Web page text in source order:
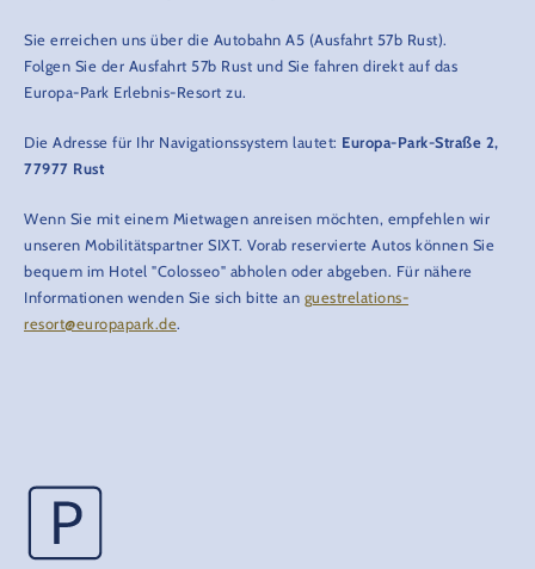
Sie erreichen uns über die Autobahn A5 (Ausfahrt 57b Rust).
Folgen Sie der Ausfahrt 57b Rust und Sie fahren direkt auf das
Europa-Park Erlebnis-Resort zu.
Die Adresse für Ihr Navigationssystem lautet: Europa-Park-Straße 2,
77977 Rust
Wenn Sie mit einem Mietwagen anreisen möchten, empfehlen wir
unseren Mobilitätspartner SIXT. Vorab reservierte Autos können Sie
bequem im Hotel "Colosseo" abholen oder abgeben. Für nähere
Informationen wenden Sie sich bitte an guestrelations-
resort@europapark.de.